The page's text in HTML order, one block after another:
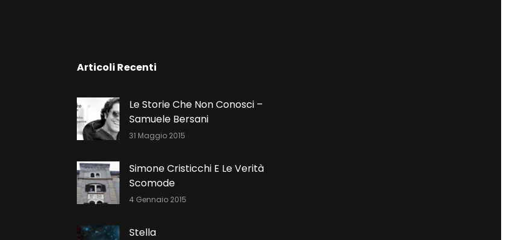
Articoli Recenti
Le Storie Che Non Conosci –
Samuele Bersani
31 Maggio 2015
Simone Cristicchi E Le Verità
Scomode
4 Gennaio 2015
Stella